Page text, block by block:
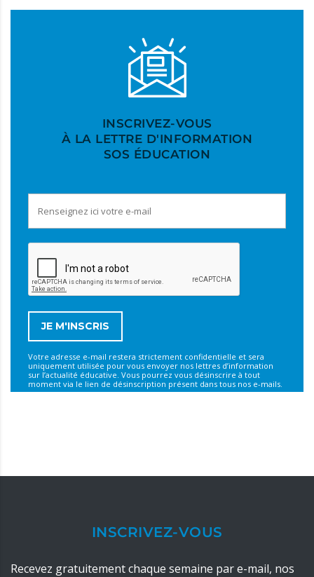
INSCRIVEZ-VOUS
À LA LETTRE D'INFORMATION
SOS ÉDUCATION
Votre adresse e-mail restera strictement confidentielle et sera
uniquement utilisée pour vous envoyer nos lettres d’information
sur l’actualité éducative. Vous pourrez vous désinscrire à tout
moment via le lien de désinscription présent dans tous nos e-mails.
INSCRIVEZ-VOUS
Recevez gratuitement chaque semaine par e-mail, nos